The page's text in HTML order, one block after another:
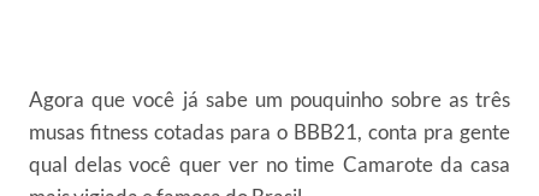
Agora que você já sabe um pouquinho sobre as três
musas fitness cotadas para o BBB21, conta pra gente
qual delas você quer ver no time Camarote da casa